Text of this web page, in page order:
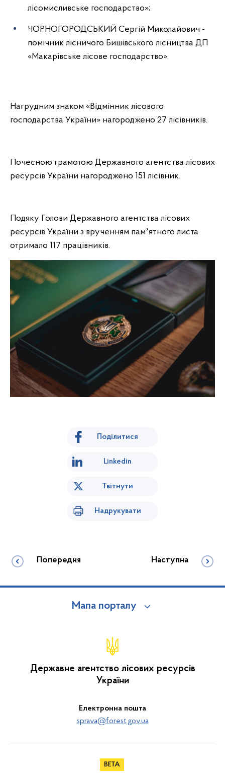
лісомисливське господарство»;
ЧОРНОГОРОДСЬКИЙ Сергій Миколайович -
помічник лісничого Бишівського лісництва ДП
«Макарівське лісове господарство».
Нагрудним знаком «Відмінник лісового
господарства України» нагороджено 27 лісівників.
Почесною грамотою Державного агентства лісових
ресурсів України нагороджено 151 лісівник.
Подяку Голови Державного агентства лісових
ресурсів України з врученням памʼятного листа
отримало 117 працівників.
Поділитися
Linkedin
Твітнути
Надрукувати
Попередня Наступна
Мапа порталу
Державне агентство лісових ресурсів
України
Електронна пошта
sprava@forest.gov.ua